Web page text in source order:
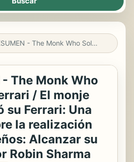
RESUMEN - The Monk Who Sold His Ferrari / El monje que vendió su Ferrari: Una fábula sobre la realización de sus sueños: Alcanzar su destino Por Robin Sharma
- The Monk Who
/ El monje
su Ferrari: Una
la realización
Alcanzar su
Robin Sharma